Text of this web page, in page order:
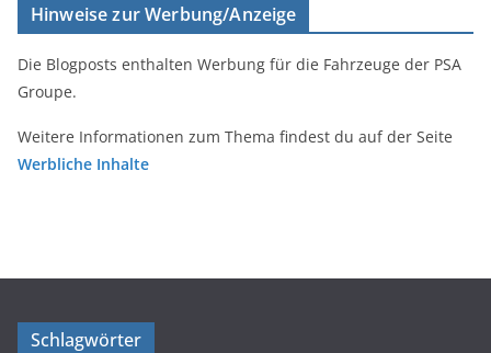
Hinweise zur Werbung/Anzeige
Die Blogposts enthalten Werbung für die Fahrzeuge der PSA
Groupe.
Weitere Informationen zum Thema findest du auf der Seite
Werbliche Inhalte
Schlagwörter